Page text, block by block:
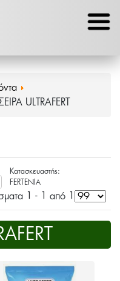
ULTRAFERT
Κατασκευαστής:
FERTENIA
1 - 1 από 1